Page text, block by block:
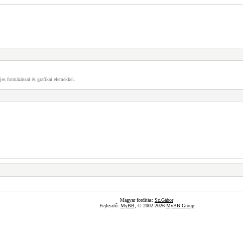
formázással és grafikai elemekkel.
Magyar fordítás: Sz.Gábor
Fejlesztő: MyBB, © 2002-2026 MyBB Group